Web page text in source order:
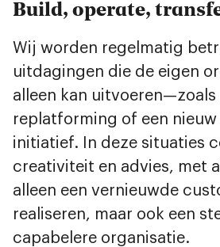
Build, operate,
Wij worden regelmatig
uitdagingen die de eigen
alleen kan
replatforming of een
initiatief. In deze situaties
creativiteit en advies, met
alleen een vernieuwde
realiseren, maar ook een
capabelere organisatie.